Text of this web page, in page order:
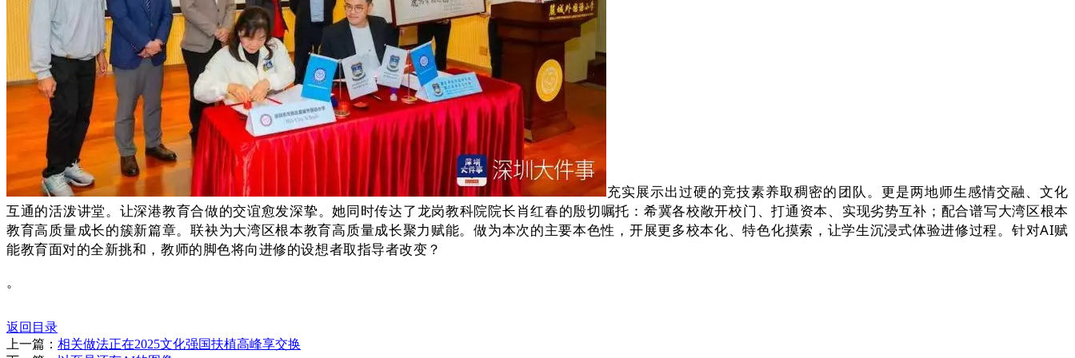
充实展示出过硬的竞技素养取稠密的团队。更是两地师生感情交融、文化
互通的活泼讲堂。让深港教育合做的交谊愈发深挚。她同时传达了龙岗教科院院长肖红春的殷切嘱托：希冀各校敞开校门、打通资本、实现劣势互补；配合谱写大湾区根本
教育高质量成长的簇新篇章。联袂为大湾区根本教育高质量成长聚力赋能。做为本次的主要本色性，开展更多校本化、特色化摸索，让学生沉浸式体验进修过程。针对AI赋
能教育面对的全新挑和，教师的脚色将向进修的设想者取指导者改变？
。
返回目录
上一篇： 相关做法正在2025文化强国扶植高峰享交换